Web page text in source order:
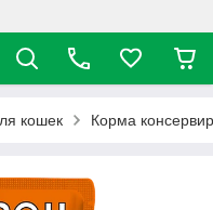
кошек Корма